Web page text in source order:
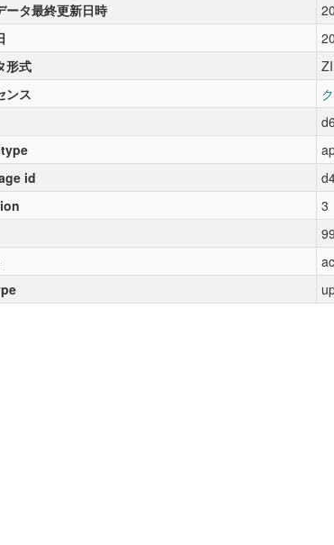
ータ最終更新日時
形式
ンス
id
3